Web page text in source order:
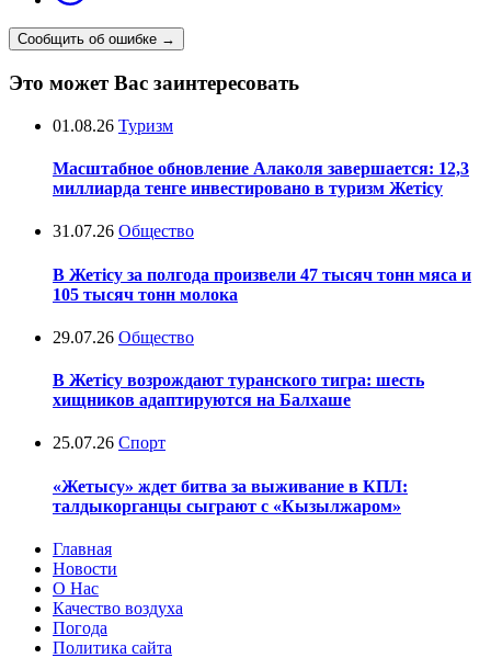
Сообщить об ошибке →
Это может Вас заинтересовать
01.08.26 Туризм
Масштабное обновление Алаколя завершается: 12,3
миллиарда тенге инвестировано в туризм Жетісу
31.07.26 Общество
В Жетісу за полгода произвели 47 тысяч тонн мяса и
105 тысяч тонн молока
29.07.26 Общество
В Жетісу возрождают туранского тигра: шесть
хищников адаптируются на Балхаше
25.07.26 Спорт
«Жетысу» ждет битва за выживание в КПЛ:
талдыкорганцы сыграют с «Кызылжаром»
Главная
Новости
О Нас
Качество воздуха
Погода
Политика сайта